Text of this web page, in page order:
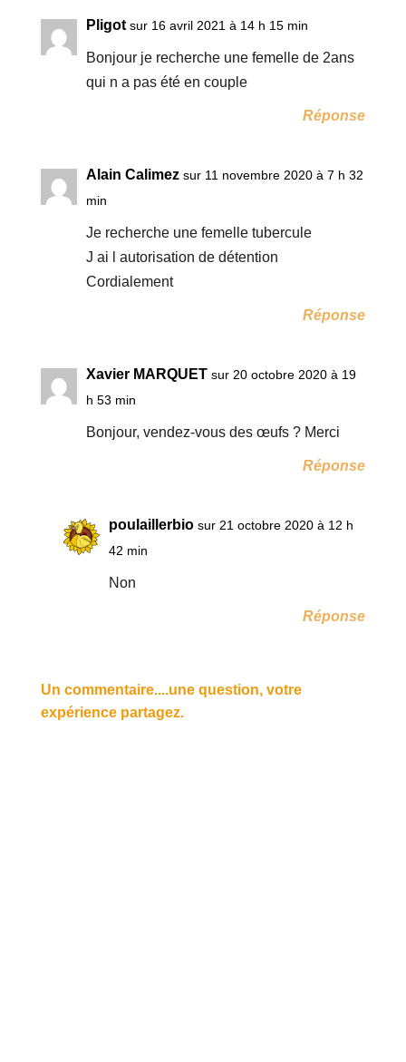
Pligot sur 16 avril 2021 à 14 h 15 min
Bonjour je recherche une femelle de 2ans
qui n a pas été en couple
Réponse
Alain Calimez sur 11 novembre 2020 à 7 h 32
min
Je recherche une femelle tubercule
J ai l autorisation de détention
Cordialement
Réponse
Xavier MARQUET sur 20 octobre 2020 à 19
h 53 min
Bonjour, vendez-vous des œufs ? Merci
Réponse
poulaillerbio sur 21 octobre 2020 à 12 h
42 min
Non
Réponse
Un commentaire....une question, votre
expérience partagez.